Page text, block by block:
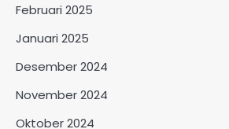
Februari 2025
Januari 2025
Desember 2024
November 2024
Oktober 2024